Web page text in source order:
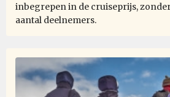
inbegrepen in de cruiseprijs,
aantal deelnemers.